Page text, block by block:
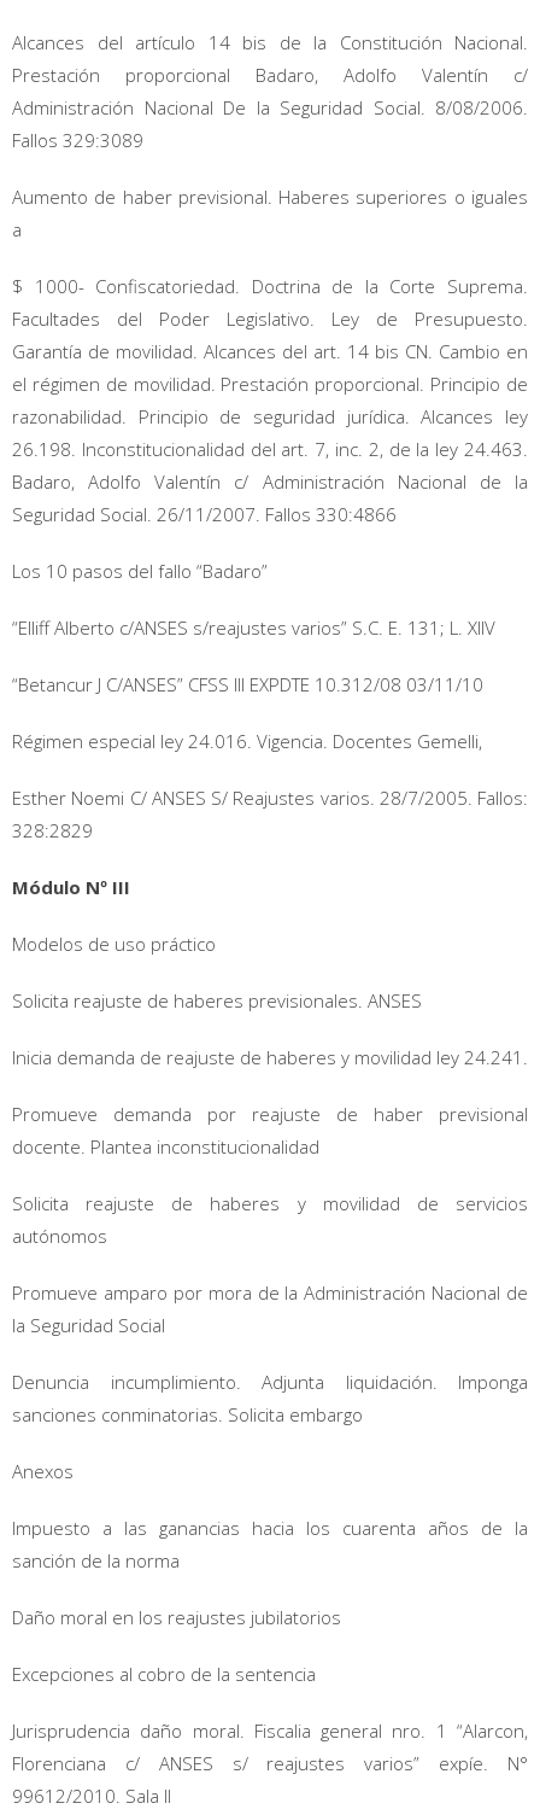
Alcances del artículo 14 bis de la Constitución Nacional.
Prestación proporcional Badaro, Adolfo Valentín c/
Administración Nacional De la Seguridad Social. 8/08/2006.
Fallos 329:3089
Aumento de haber previsional. Haberes superiores o iguales
a
$ 1000- Confiscatoriedad. Doctrina de la Corte Suprema.
Facultades del Poder Legislativo. Ley de Presupuesto.
Garantía de movilidad. Alcances del art. 14 bis CN. Cambio en
el régimen de movilidad. Prestación proporcional. Principio de
razonabilidad. Principio de seguridad jurídica. Alcances ley
26.198. Inconstitucionalidad del art. 7, inc. 2, de la ley 24.463.
Badaro, Adolfo Valentín c/ Administración Nacional de la
Seguridad Social. 26/11/2007. Fallos 330:4866
Los 10 pasos del fallo “Badaro”
“Elliff Alberto c/ANSES s/reajustes varios” S.C. E. 131; L. XIIV
“Betancur J C/ANSES” CFSS III EXPDTE 10.312/08 03/11/10
Régimen especial ley 24.016. Vigencia. Docentes Gemelli,
Esther Noemi C/ ANSES S/ Reajustes varios. 28/7/2005. Fallos:
328:2829
Módulo Nº III
Modelos de uso práctico
Solicita reajuste de haberes previsionales. ANSES
Inicia demanda de reajuste de haberes y movilidad ley 24.241.
Promueve demanda por reajuste de haber previsional
docente. Plantea inconstitucionalidad
Solicita reajuste de haberes y movilidad de servicios
autónomos
Promueve amparo por mora de la Administración Nacional de
la Seguridad Social
Denuncia incumplimiento. Adjunta liquidación. Imponga
sanciones conminatorias. Solicita embargo
Anexos
Impuesto a las ganancias hacia los cuarenta años de la
sanción de la norma
Daño moral en los reajustes jubilatorios
Excepciones al cobro de la sentencia
Jurisprudencia daño moral. Fiscalia general nro. 1 “Alarcon,
Florenciana c/ ANSES s/ reajustes varios” expíe. N°
99612/2010. Sala II